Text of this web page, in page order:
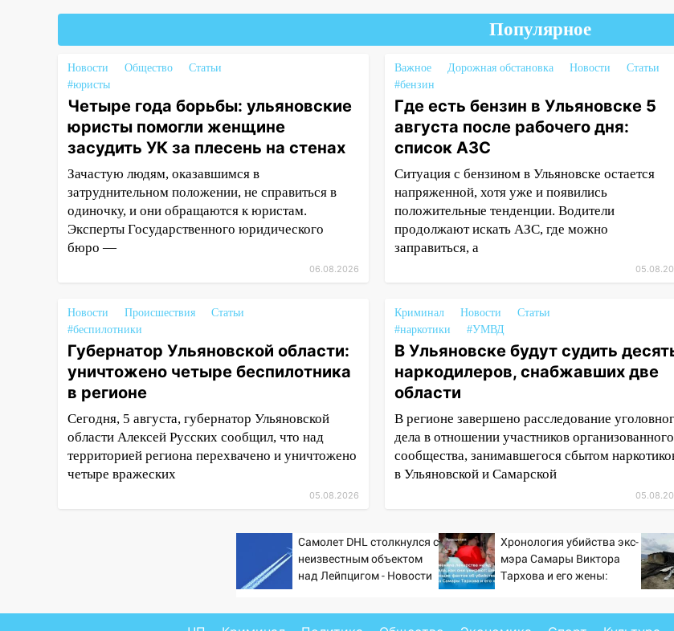
мотоциклистом
Ульяновской области
19:14 Житель Ульяновской
области подвез троих
незнакомцев на трассе и
заработал уголовное дело
18:14 Прогноз погоды на 6
августа в Ульяновской области
18:00 Мотофристайл, рок и
силовой экстрим: в Ульяновске
17:30
Где есть бензин в
Ульяновске 5 августа после
рабочего дня: список АЗС
17:05 «Обыск» по видеосвязи: в
Ульяновске задержали 19-
летнюю сообщницу
мошенников
16:12 Едва не перерезал горло:
в Вешкайме посиделки с
18-летняя девушка без
прав перевернулась на мопеде
Популярное
Новости Общество
Статьи
#юристы
Четыре года борьбы: ульяновские
юристы помогли женщине
засудить УК за плесень на стенах
Зачастую людям, оказавшимся в
затруднительном положении, не справиться в
одиночку, и они обращаются к юристам.
Эксперты Государственного юридического
бюро —
06.08.2026
Важное Дорожная обстановка Новости
Статьи
#бензин
Где есть бензин в Ульяновске 5
августа после рабочего дня:
список АЗС
Ситуация с бензином в Ульяновске остается
напряженной, хотя уже и появились
положительные тенденции. Водители
продолжают искать АЗС, где можно
заправиться, а
Новости Происшествия
Статьи
#беспилотники
Губернатор Ульяновской области:
уничтожено четыре беспилотника
в регионе
Сегодня, 5 августа, губернатор Ульяновской
области Алексей Русских сообщил, что над
территорией региона перехвачено и уничтожено
четыре вражеских
05.08.2026
Криминал Новости
Статьи
#наркотики
#УМВД
В Ульяновске будут судить
наркодилеров, снабжавших две
области
В регионе завершено расследование
дела в отношении участников организованного
сообщества, занимавшегося сбытом
в Ульяновской и Самарской
Самолет DHL столкнулся с
неизвестным объектом
над Лейпцигом - Новости
Хронология убийства экс-
мэра Самары Виктора
Тархова и его жены:
подробности